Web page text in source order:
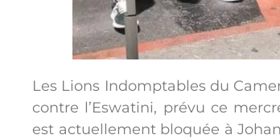
Les Lions Indomptables du
contre l’Eswatini, prévu ce
est actuellement bloquée à